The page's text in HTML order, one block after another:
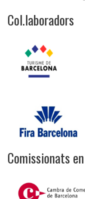
Col.laboradors
Comissionats